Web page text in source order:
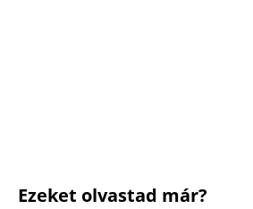
Ezeket olvastad már?